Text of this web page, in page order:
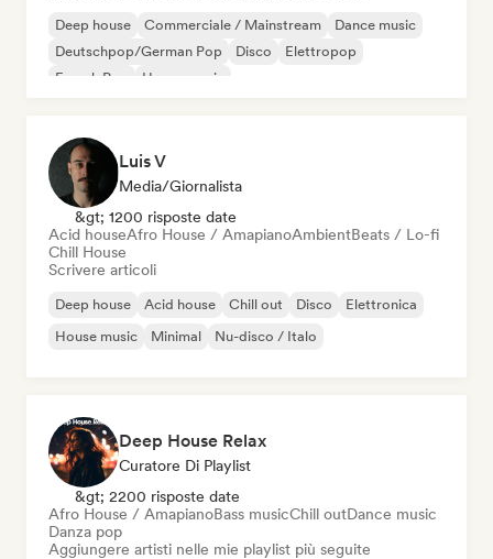
Deep house Commerciale / Mainstream
Dance music
Deutschpop/German Pop
Disco
Elettropop
French Pop
House music
Luis V
Media/Giornalista
&gt; 1200 risposte date
Acid houseAfro House / AmapianoAmbientBeats / Lo-fi
Chill House
Scrivere articoli
Deep house Acid house Chill out Disco
Elettronica
House music
Minimal Nu-disco / Italo
Deep House Relax
Curatore Di Playlist
&gt; 2200 risposte date
Afro House / AmapianoBass musicChill outDance music
Danza pop
Aggiungere artisti nelle mie playlist più seguite